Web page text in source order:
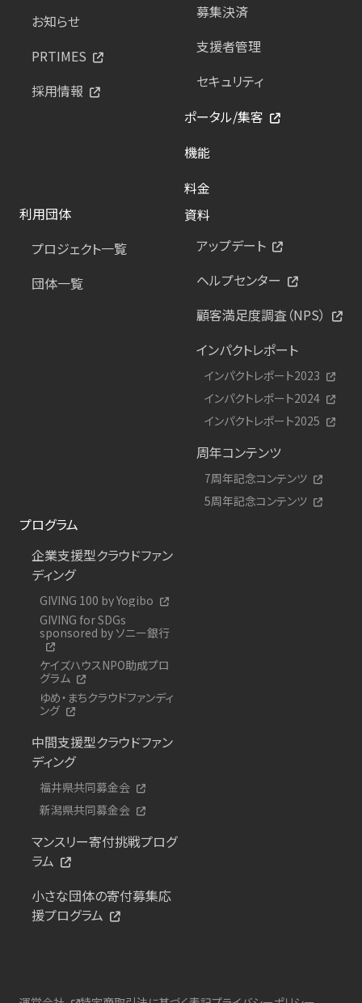
お知らせ
PRTIMES
採用情報
募集決済
支援者管理
セキュリティ
ポータル/集客
機能
料金
利用団体
プロジェクト一覧
団体一覧
資料
アップデート
ヘルプセンター
顧客満足度調査（NPS）
インパクトレポート
インパクトレポート2023
インパクトレポート2024
インパクトレポート2025
周年コンテンツ
7周年記念コンテンツ
5周年記念コンテンツ
プログラム
企業支援型クラウドファン
ディング
GIVING 100 by Yogibo
GIVING for SDGs
sponsored by ソニー銀行
ケイズハウスNPO助成プロ
グラム
ゆめ・まちクラウドファンディ
ング
中間支援型クラウドファン
ディング
福井県共同募金会
新潟県共同募金会
マンスリー寄付挑戦プログ
ラム
小さな団体の寄付募集応
援プログラム